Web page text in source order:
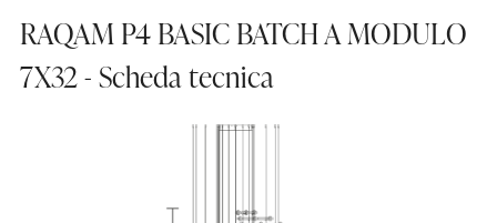
RAQAM P4 BASIC BATCH A MODULO
7X32 - Scheda tecnica